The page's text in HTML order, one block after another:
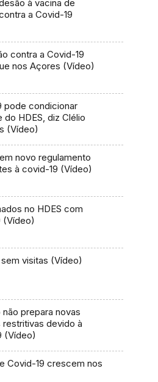
à vacina de
a Covid-19
contra a Covid-19
nos Açores (Vídeo)
pode condicionar
do HDES, diz Clélio
(Vídeo)
novo regulamento
à covid-19 (Vídeo)
no HDES com
(Vídeo)
visitas (Vídeo)
não prepara novas
restritivas devido à
(Vídeo)
Covid-19 crescem nos